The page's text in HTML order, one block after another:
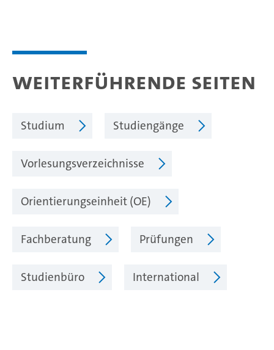
Weiterführende Seiten
Studium Studiengänge
Vorlesungsverzeichnisse
Orientierungseinheit (OE)
Fachberatung Prüfungen
Studienbüro International